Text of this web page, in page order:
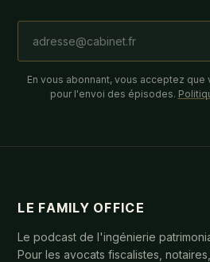
En vous abonnant, vous acceptez
pour l'envoi des épisodes.
LE FAMILY OFFICE
Le podcast de l'ingénierie
Pour les avocats fiscalistes,